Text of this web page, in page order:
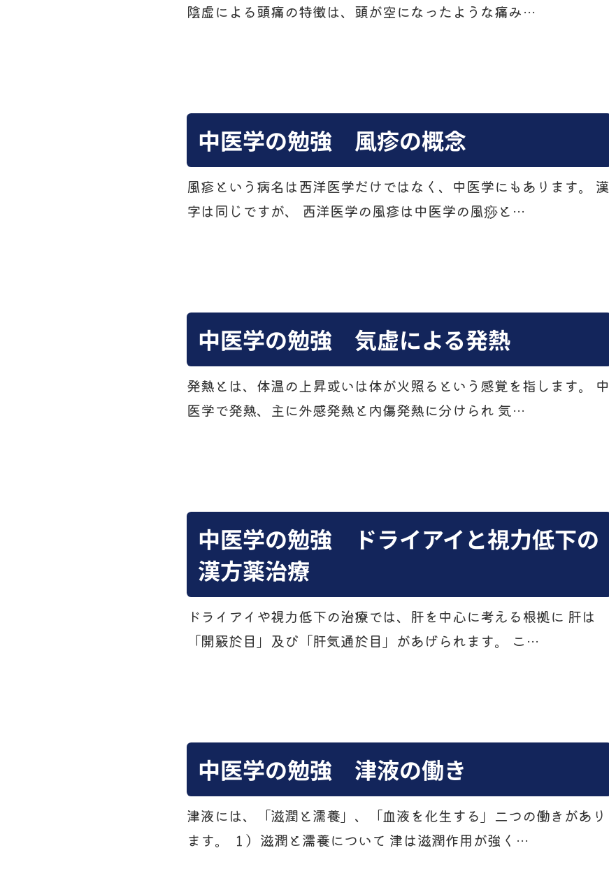
陰虚による頭痛の特徴は、頭が空になったような痛み…
中医学の勉強 風疹の概念
風疹という病名は西洋医学だけではなく、中医学にもあります。 漢
字は同じですが、 西洋医学の風疹は中医学の風痧と…
中医学の勉強 気虚による発熱
発熱とは、体温の上昇或いは体が火照るという感覚を指します。 中
医学で発熱、主に外感発熱と内傷発熱に分けられ 気…
中医学の勉強 ドライアイと視力低下の
漢方薬治療
ドライアイや視力低下の治療では、肝を中心に考える根拠に 肝は
「開竅於目」及び「肝気通於目」があげられます。 こ…
中医学の勉強 津液の働き
津液には、「滋潤と濡養」、「血液を化生する」二つの働きがあり
ます。 １）滋潤と濡養について 津は滋潤作用が強く…